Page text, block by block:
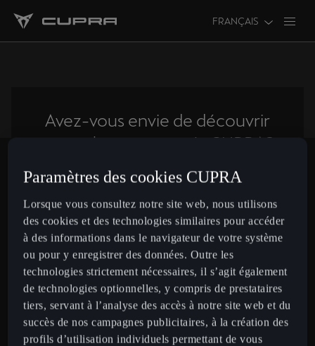
FRANÇAIS
Avez-vous envie de découvrir
toutes les nouveautés CUPRA?
Inscrivez-vous ici!
SwitzerlandFrançais
Modèles
Modèles CUPRA
Paramètres des cookies CUPRA
Lorsque vous consultez notre site web, nous utilisons
des cookies et des technologies similaires pour accéder
à des informations dans le navigateur de votre système
ou pour y enregistrer des données. Outre les
technologies strictement nécessaires, il s’agit également
de technologies optionnelles, y compris de prestataires
tiers, servant à l’analyse des accès à notre site web et du
succès de nos campagnes publicitaires, à la création des
profils d’utilisation individuels permettant de vous